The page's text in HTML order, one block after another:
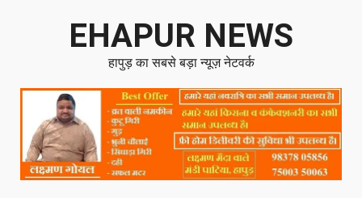
EHAPUR NEWS
हापुड़ का सबसे बड़ा न्यूज़ नेटवर्क